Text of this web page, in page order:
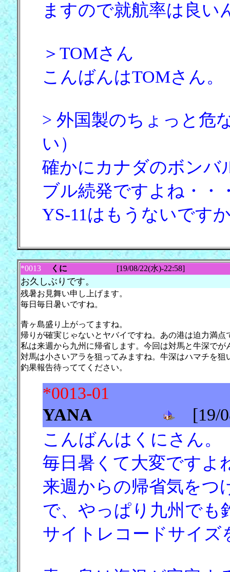
ますので就航率は良い
＞TOMさん
こんばんはTOMさん。
> 外国製のちょっと危
い）
確かにカナダのボンバ
ブル続発ですよね・・
YS-11はもうないです
*0013 くに [19/08/22(水)-22:58]
お久しぶりです。
残暑お見舞い申し上げます。
毎日毎日暑いですね。
青ヶ島盛り上がってますね。
帰りが確実じゃないとヤバイですね。あの港は迫力満
私は来週から九州に帰省します。今回は対馬と牛深でが
対馬は小さいアラを狙ってみますね。牛深はハマチを狙
釣果報告待っててください。
*0013-01
YANA
[19/
こんばんはくにさん。
毎日暑くて大変ですよ
来週からの帰省気をつ
で、やっぱり九州でも
サイトレコードサイズ